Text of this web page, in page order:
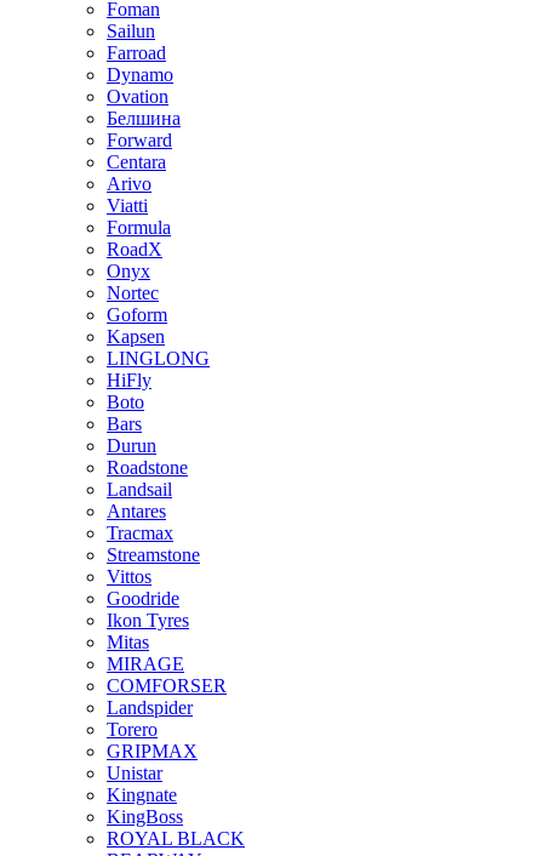
Foman
Sailun
Farroad
Dynamo
Ovation
Белшина
Forward
Centara
Arivo
Viatti
Formula
RoadX
Onyx
Nortec
Goform
Kapsen
LINGLONG
HiFly
Boto
Bars
Durun
Roadstone
Landsail
Antares
Tracmax
Streamstone
Vittos
Goodride
Ikon Tyres
Mitas
MIRAGE
COMFORSER
Landspider
Torero
GRIPMAX
Unistar
Kingnate
KingBoss
ROYAL BLACK